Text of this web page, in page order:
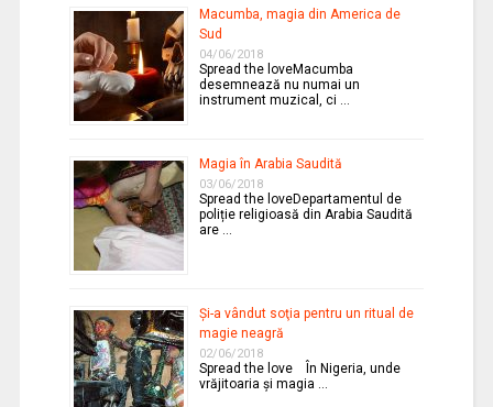
Macumba, magia din America de
Sud
04/06/2018
Spread the loveMacumba
desemnează nu numai un
instrument muzical, ci …
Magia în Arabia Saudită
03/06/2018
Spread the loveDepartamentul de
poliție religioasă din Arabia Saudită
are …
Şi-a vândut soţia pentru un ritual de
magie neagră
02/06/2018
Spread the love În Nigeria, unde
vrăjitoaria şi magia …